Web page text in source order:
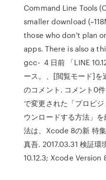
Command Line Tools
smaller download
those who don't plan
apps. There is also a
gcc- 4 日前 「LINE
ース。、[閲覧モード]
のコメント. コメント0
で変更された「プロビ
ウンロードする方法」
法は、Xcode 8の新 特
真吾. 2017.03.31 検証
10.12.3; Xcode Version